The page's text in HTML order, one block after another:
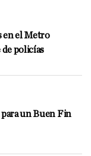
en el Metro
de policías
para un Buen Fin